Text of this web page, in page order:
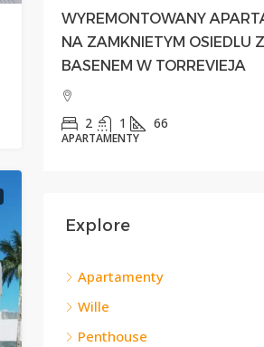
WYREMONTOWANY
NA ZAMKNIETYM OSIEDLU Z
BASENEM W TORREVIEJA
2 1 66
APARTAMENTY
Explore
Apartamenty
Wille
Penthouse